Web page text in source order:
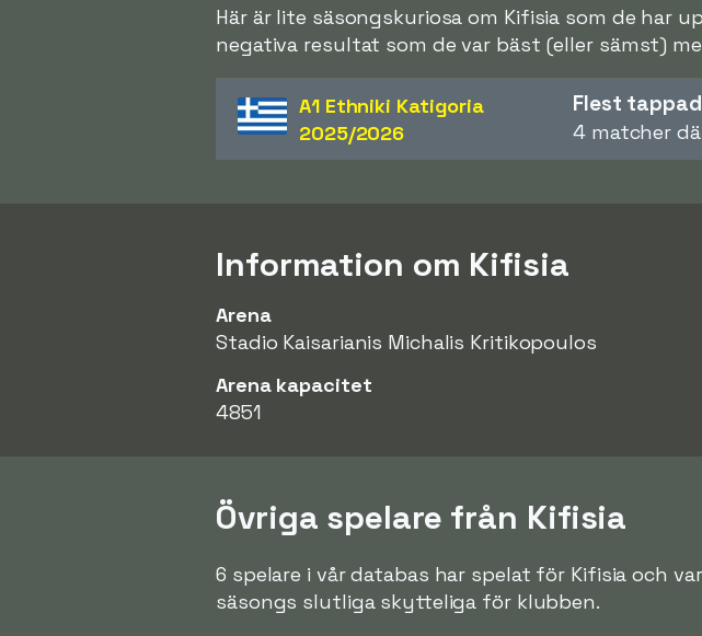
Här är lite säsongskuriosa om Kifisia som de har
negativa resultat som de var bäst (eller sämst)
A1 Ethniki Katigoria
2025/2026
Flest
4 matcher
Information om Kifisia
Arena
Stadio Kaisarianis Michalis Kritikopoulos
Arena kapacitet
4851
Övriga spelare från Kifisia
6 spelare i vår databas har spelat för Kifisia och
säsongs slutliga skytteliga för klubben.